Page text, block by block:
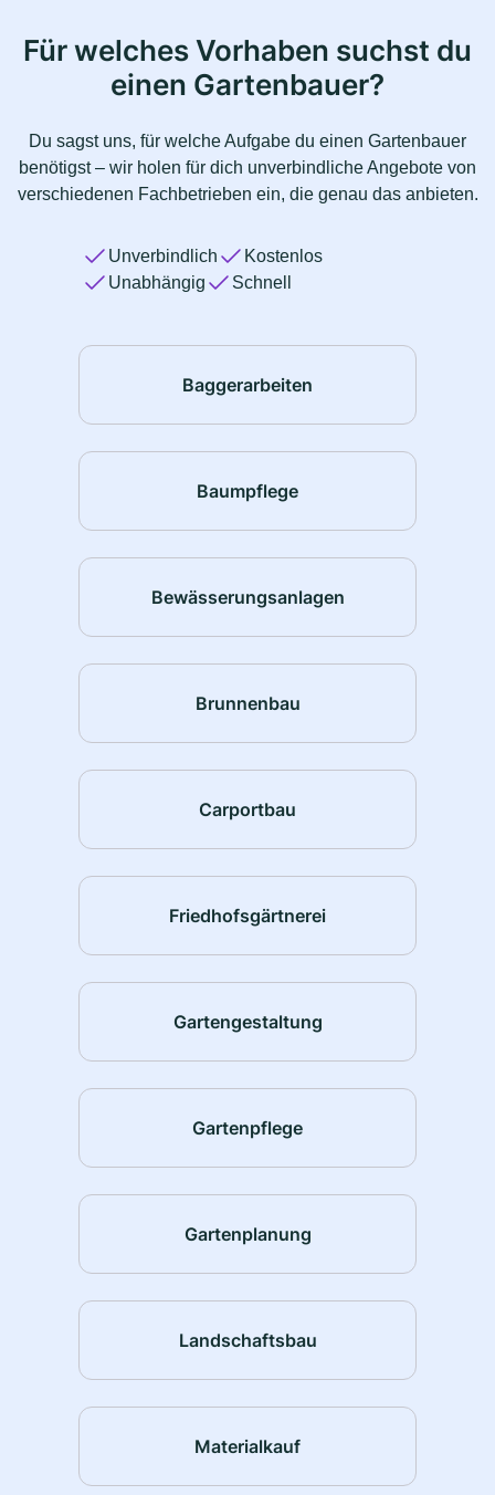
Für welches Vorhaben suchst du
einen Gartenbauer?
Du sagst uns, für welche Aufgabe du einen Gartenbauer
benötigst – wir holen für dich unverbindliche Angebote von
verschiedenen Fachbetrieben ein, die genau das anbieten.
Unverbindlich
Kostenlos
Unabhängig
Schnell
Baggerarbeiten
Baumpflege
Bewässerungsanlagen
Brunnenbau
Carportbau
Friedhofsgärtnerei
Gartengestaltung
Gartenpflege
Gartenplanung
Landschaftsbau
Materialkauf